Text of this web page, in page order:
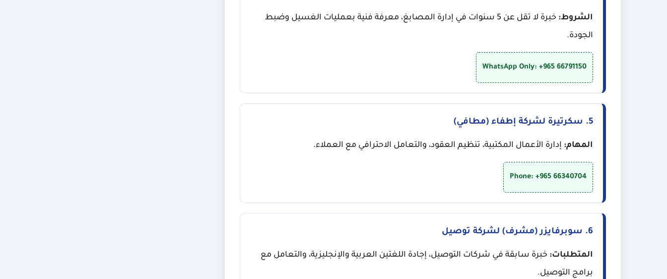
الشروط:
خبرة لا تقل عن 5 سنوات في إدارة المصابغ، معرفة فنية بعمليات الغسيل وضبط
الجودة.
WhatsApp Only: +965 66791150
5. سكرتيرة لشركة إطفاء (مطافي)
المهام: إدارة الأعمال المكتبية، تنظيم العقود، والتعامل الاحترافي مع العملاء.
Phone: +965 66340704
6. سوبرفايزر (مشرف) لشركة توصيل
المتطلبات: خبرة سابقة في شركات التوصيل، إجادة اللغتين العربية والإنجليزية، والتعامل مع
برامج التوصيل.